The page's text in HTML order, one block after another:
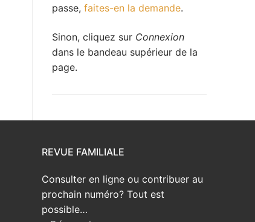
passe, faites-en la demande.
Sinon, cliquez sur Connexion
dans le bandeau supérieur de la
page.
REVUE FAMILIALE
Consulter en ligne ou contribuer au
prochain numéro? Tout est
possible…